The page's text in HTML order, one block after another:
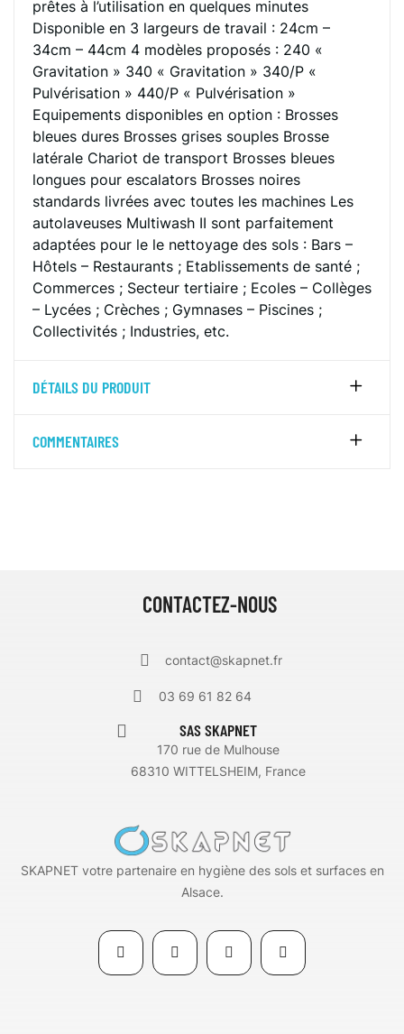
prêtes à l’utilisation en quelques minutes
Disponible en 3 largeurs de travail : 24cm –
34cm – 44cm 4 modèles proposés : 240 «
Gravitation » 340 « Gravitation » 340/P «
Pulvérisation » 440/P « Pulvérisation »
Equipements disponibles en option : Brosses
bleues dures Brosses grises souples Brosse
latérale Chariot de transport Brosses bleues
longues pour escalators Brosses noires
standards livrées avec toutes les machines Les
autolaveuses Multiwash II sont parfaitement
adaptées pour le le nettoyage des sols : Bars –
Hôtels – Restaurants ; Etablissements de santé ;
Commerces ; Secteur tertiaire ; Ecoles – Collèges
– Lycées ; Crèches ; Gymnases – Piscines ;
Collectivités ; Industries, etc.
DÉTAILS DU PRODUIT
COMMENTAIRES
CONTACTEZ-NOUS
contact@skapnet.fr
03 69 61 82 64
SAS SKAPNET
170 rue de Mulhouse
68310 WITTELSHEIM, France
SKAPNET votre partenaire en hygiène des sols et surfaces en
Alsace.